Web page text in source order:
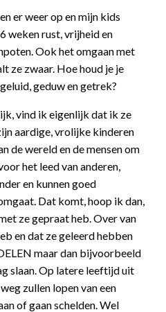
er weer op en mijn kids
weken rust, vrijheid en
Ook het omgaan met
ze zwaar. Hoe houd je je
geduw en getrek?
vind ik eigenlijk dat ik ze
aardige, vrolijke kinderen
de wereld en de mensen om
het leed van anderen,
en kunnen goed
Dat komt, hoop ik dan,
ze gepraat heb. Over van
en dat ze geleerd hebben
maar dan bijvoorbeeld
slaan. Op latere leeftijd uit
zullen lopen van een
of gaan schelden. Wel